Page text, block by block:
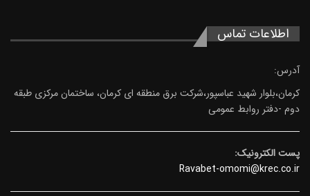
اطلاعات تماس
آدرس:
کرمان،بلوار شهید عباسپور،شرکت برق منطقه ای کرمان، ساختمان مرکزی طبقه
دوم -دفتر روابط عمومی
پست الکترونیک:
Ravabet-omomi@krec.co.ir